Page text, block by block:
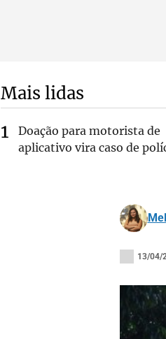
Mais lidas
Doação para motorista de
aplicativo vira caso de
13/04/